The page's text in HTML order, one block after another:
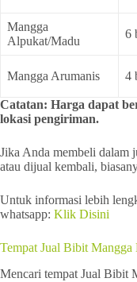
Mangga
Alpukat/Madu
6
Mangga Arumanis 4
Catatan: Harga dapat
lokasi pengiriman.
Jika Anda membeli dalam
atau dijual kembali,
Untuk informasi lebih
whatsapp: Klik Disini
Tempat Jual Bibit Mangga
Mencari tempat Jual Bibit